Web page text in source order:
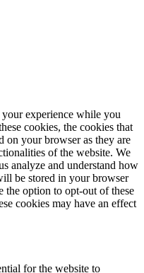
experience while you
cookies, the cookies that
on your browser as they are
of the website. We
analyze and understand how
be stored in your browser
the option to opt-out of these
cookies may have an effect
for the website to